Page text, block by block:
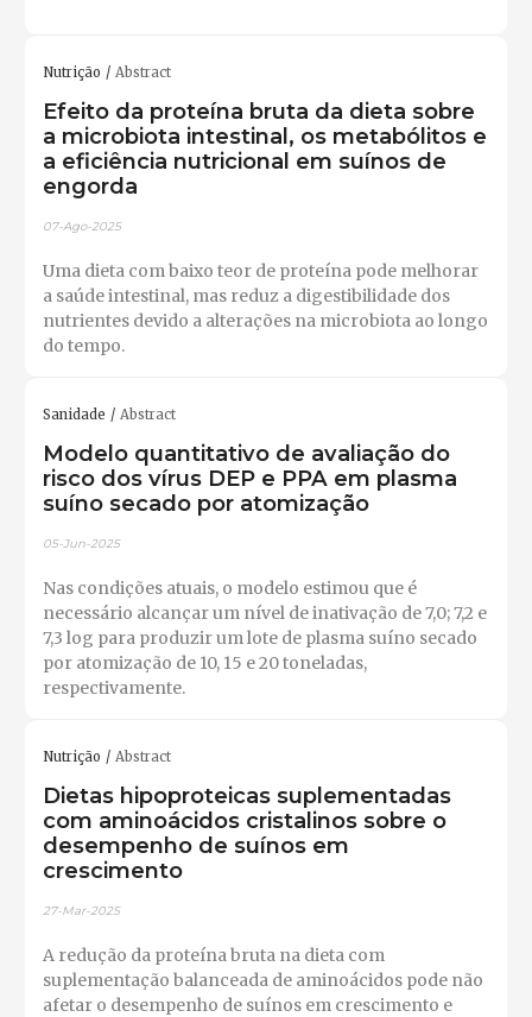
Nutrição Abstract
Efeito da proteína bruta da dieta sobre
a microbiota intestinal, os metabólitos e
a eficiência nutricional em suínos de
engorda
07-Ago-2025
Uma dieta com baixo teor de proteína pode melhorar
a saúde intestinal, mas reduz a digestibilidade dos
nutrientes devido a alterações na microbiota ao longo
do tempo.
Sanidade Abstract
Modelo quantitativo de avaliação do
risco dos vírus DEP e PPA em plasma
suíno secado por atomização
05-Jun-2025
Nas condições atuais, o modelo estimou que é
necessário alcançar um nível de inativação de 7,0; 7,2 e
7,3 log para produzir um lote de plasma suíno secado
por atomização de 10, 15 e 20 toneladas,
respectivamente.
Nutrição Abstract
Dietas hipoproteicas suplementadas
com aminoácidos cristalinos sobre o
desempenho de suínos em
crescimento
27-Mar-2025
A redução da proteína bruta na dieta com
suplementação balanceada de aminoácidos pode não
afetar o desempenho de suínos em crescimento e